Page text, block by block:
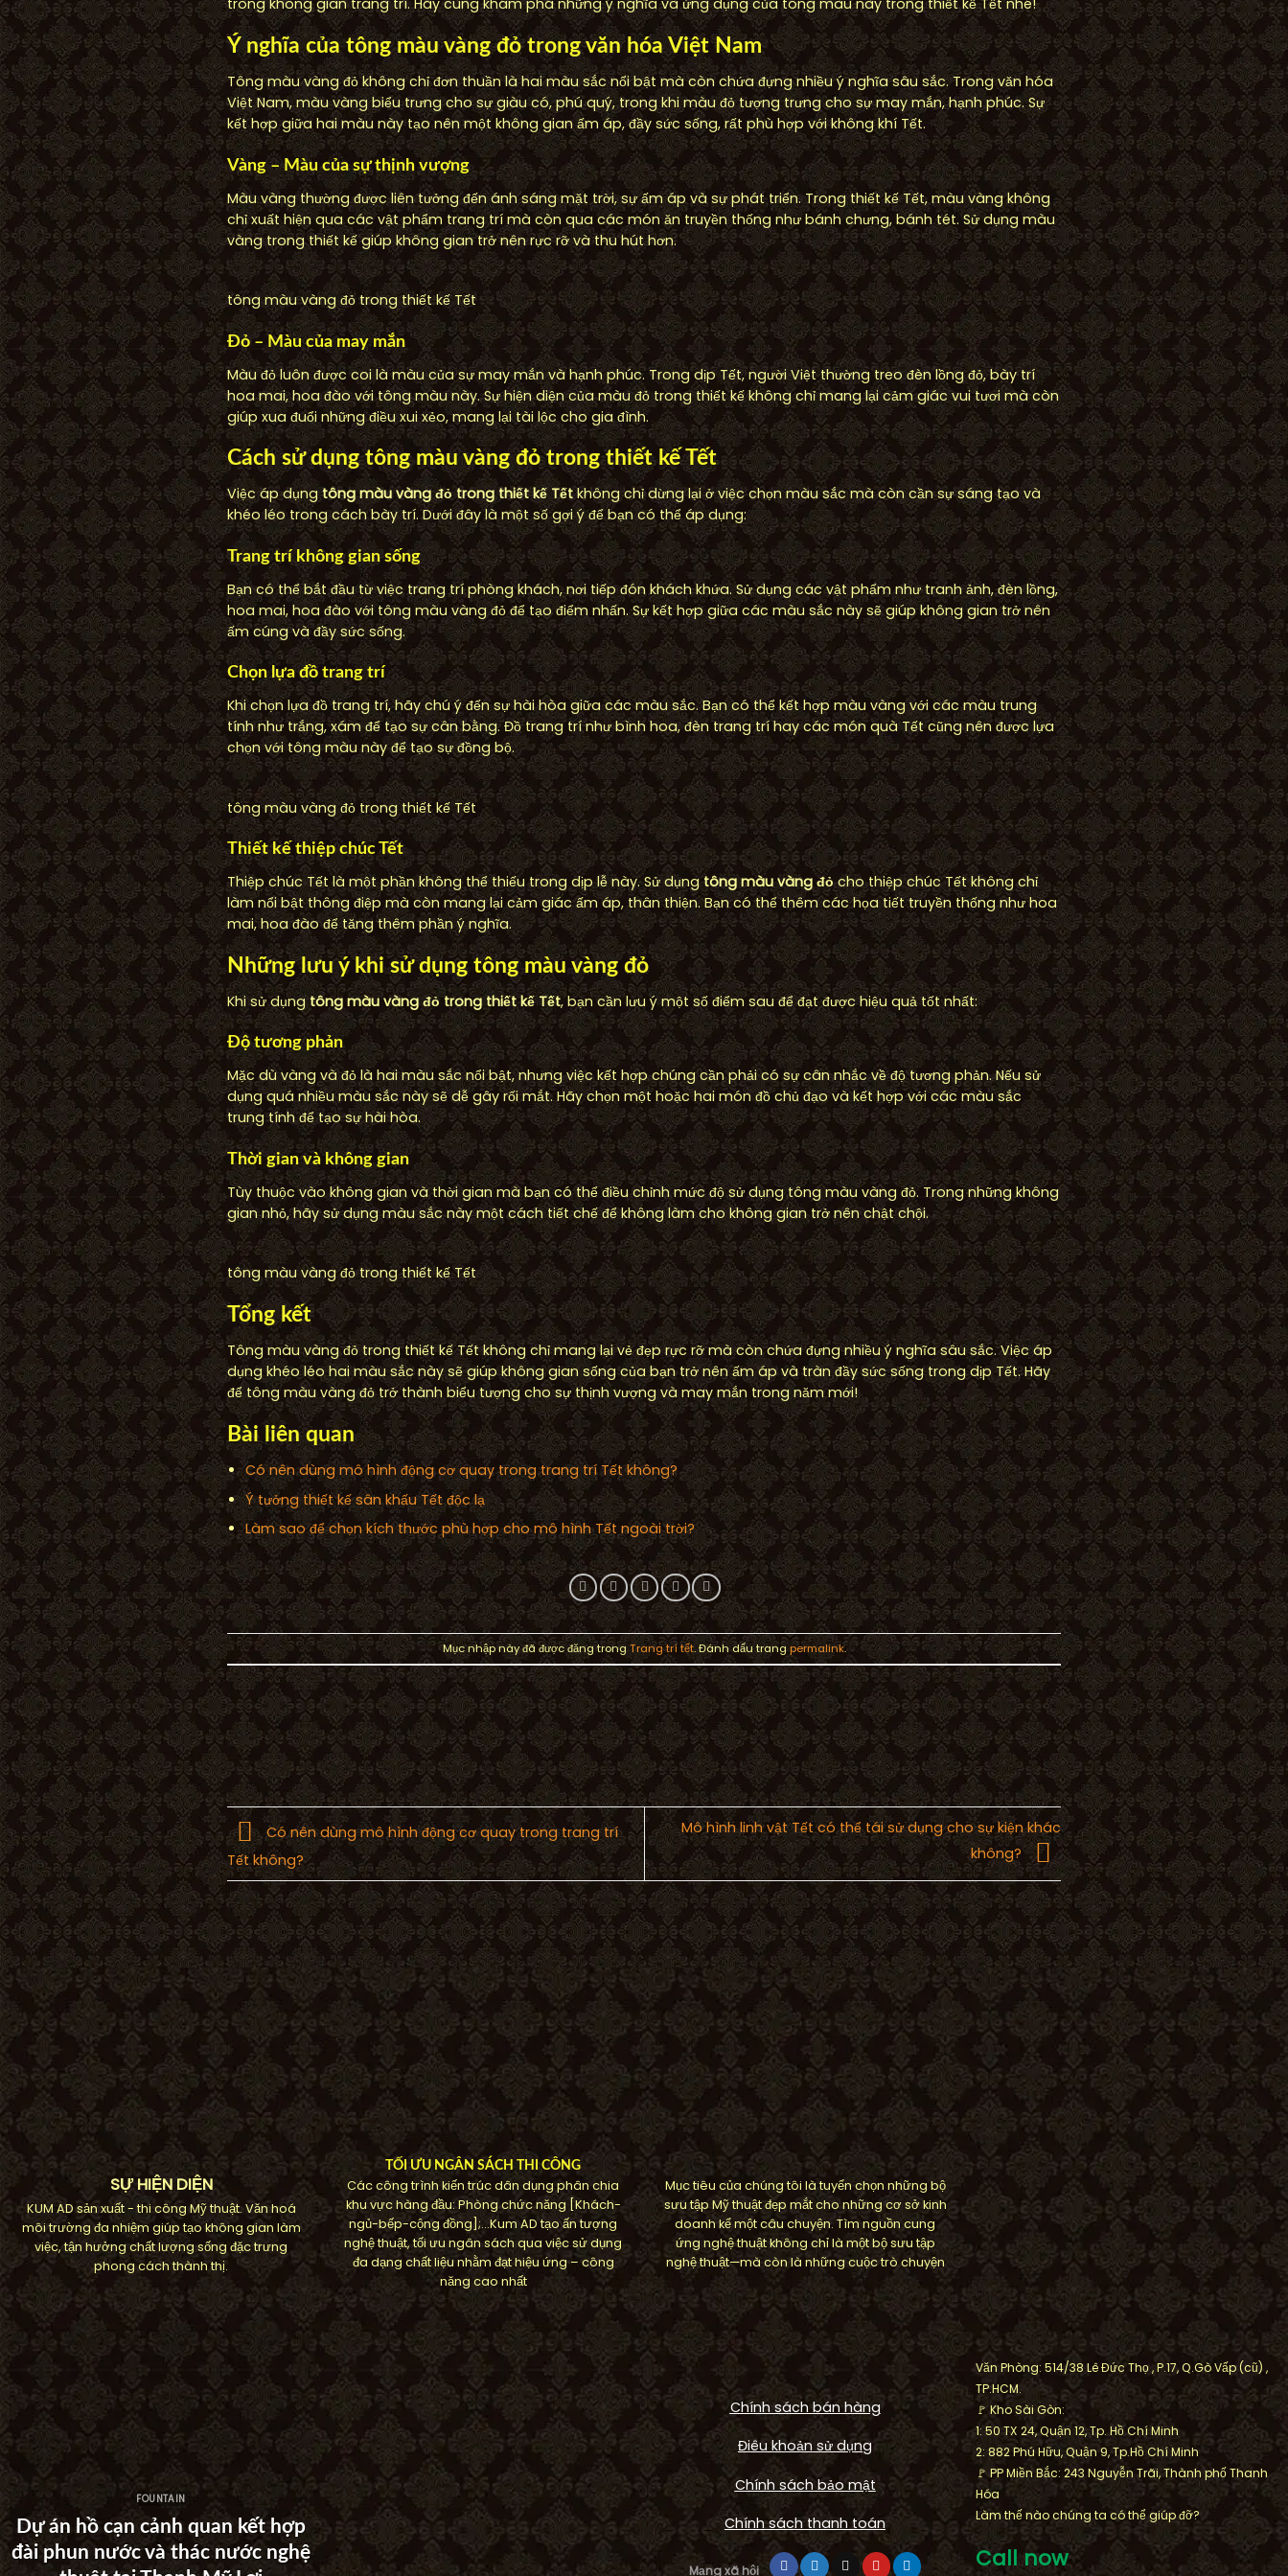
trong không gian trang trí. Hãy cùng khám phá những ý nghĩa và ứng dụng của tông màu này trong thiết kế Tết nhé!
Ý nghĩa của tông màu vàng đỏ trong văn hóa Việt Nam
Tông màu vàng đỏ không chỉ đơn thuần là hai màu sắc nổi bật mà còn chứa đựng nhiều ý nghĩa sâu sắc. Trong văn hóa
Việt Nam, màu vàng biểu trưng cho sự giàu có, phú quý, trong khi màu đỏ tượng trưng cho sự may mắn, hạnh phúc. Sự
kết hợp giữa hai màu này tạo nên một không gian ấm áp, đầy sức sống, rất phù hợp với không khí Tết.
Vàng – Màu của sự thịnh vượng
Màu vàng thường được liên tưởng đến ánh sáng mặt trời, sự ấm áp và sự phát triển. Trong thiết kế Tết, màu vàng không
chỉ xuất hiện qua các vật phẩm trang trí mà còn qua các món ăn truyền thống như bánh chưng, bánh tét. Sử dụng màu
vàng trong thiết kế giúp không gian trở nên rực rỡ và thu hút hơn.
tông màu vàng đỏ trong thiết kế Tết
Đỏ – Màu của may mắn
Màu đỏ luôn được coi là màu của sự may mắn và hạnh phúc. Trong dịp Tết, người Việt thường treo đèn lồng đỏ, bày trí
hoa mai, hoa đào với tông màu này. Sự hiện diện của màu đỏ trong thiết kế không chỉ mang lại cảm giác vui tươi mà còn
giúp xua đuổi những điều xui xẻo, mang lại tài lộc cho gia đình.
Cách sử dụng tông màu vàng đỏ trong thiết kế Tết
Việc áp dụngtông màu vàng đỏ trong thiết kế Tếtkhông chỉ dừng lại ở việc chọn màu sắc mà còn cần sự sáng tạo và
khéo léo trong cách bày trí. Dưới đây là một số gợi ý để bạn có thể áp dụng:
Trang trí không gian sống
Bạn có thể bắt đầu từ việc trang trí phòng khách, nơi tiếp đón khách khứa. Sử dụng các vật phẩm như tranh ảnh, đèn lồng,
hoa mai, hoa đào với tông màu vàng đỏ để tạo điểm nhấn. Sự kết hợp giữa các màu sắc này sẽ giúp không gian trở nên
ấm cúng và đầy sức sống.
Chọn lựa đồ trang trí
Khi chọn lựa đồ trang trí, hãy chú ý đến sự hài hòa giữa các màu sắc. Bạn có thể kết hợp màu vàng với các màu trung
tính như trắng, xám để tạo sự cân bằng. Đồ trang trí như bình hoa, đèn trang trí hay các món quà Tết cũng nên được lựa
chọn với tông màu này để tạo sự đồng bộ.
tông màu vàng đỏ trong thiết kế Tết
Thiết kế thiệp chúc Tết
Thiệp chúc Tết là một phần không thể thiếu trong dịp lễ này. Sử dụngtông màu vàng đỏcho thiệp chúc Tết không chỉ
làm nổi bật thông điệp mà còn mang lại cảm giác ấm áp, thân thiện. Bạn có thể thêm các họa tiết truyền thống như hoa
mai, hoa đào để tăng thêm phần ý nghĩa.
Những lưu ý khi sử dụng tông màu vàng đỏ
Khi sử dụngtông màu vàng đỏ trong thiết kế Tết, bạn cần lưu ý một số điểm sau để đạt được hiệu quả tốt nhất:
Độ tương phản
Mặc dù vàng và đỏ là hai màu sắc nổi bật, nhưng việc kết hợp chúng cần phải có sự cân nhắc về độ tương phản. Nếu sử
dụng quá nhiều màu sắc này sẽ dễ gây rối mắt. Hãy chọn một hoặc hai món đồ chủ đạo và kết hợp với các màu sắc
trung tính để tạo sự hài hòa.
Thời gian và không gian
Tùy thuộc vào không gian và thời gian mà bạn có thể điều chỉnh mức độ sử dụng tông màu vàng đỏ. Trong những không
gian nhỏ, hãy sử dụng màu sắc này một cách tiết chế để không làm cho không gian trở nên chật chội.
tông màu vàng đỏ trong thiết kế Tết
Tổng kết
Tông màu vàng đỏ trong thiết kế Tết không chỉ mang lại vẻ đẹp rực rỡ mà còn chứa đựng nhiều ý nghĩa sâu sắc. Việc áp
dụng khéo léo hai màu sắc này sẽ giúp không gian sống của bạn trở nên ấm áp và tràn đầy sức sống trong dịp Tết. Hãy
để tông màu vàng đỏ trở thành biểu tượng cho sự thịnh vượng và may mắn trong năm mới!
Bài liên quan
Có nên dùng mô hình động cơ quay trong trang trí Tết không?
Ý tưởng thiết kế sân khấu Tết độc lạ
Làm sao để chọn kích thước phù hợp cho mô hình Tết ngoài trời?
Mục nhập này đã được đăng trong Trang trí tết. Đánh dấu trangpermalink.
Có nên dùng mô hình động cơ quay trong trang trí
Tết không?
Mô hình linh vật Tết có thể tái sử dụng cho sự kiện khác
không?
SỰ HIỆN DIỆN
KUM AD sản xuất - thi công Mỹ thuật. Văn hoá
môi trường đa nhiệm giúp tạo không gian làm
việc, tận hưởng chất lượng sống đặc trưng
phong cách thành thị.
TỐI ƯU NGÂN SÁCH THI CÔNG
Các công trình kiến ​​trúc dân dụng phân chia
khu vực hàng đầu: Phòng chức năng [Khách-
ngủ-bếp-cộng đồng];…Kum AD tạo ấn tượng
nghệ thuật, tối ưu ngân sách qua việc sử dụng
đa dạng chất liệu nhằm đạt hiệu ứng – công
năng cao nhất
Mục tiêu của chúng tôi là tuyển chọn những bộ
sưu tập Mỹ thuật đẹp mắt cho những cơ sở kinh
doanh kể một câu chuyện. Tìm nguồn cung
ứng nghệ thuật không chỉ là một bộ sưu tập
nghệ thuật—mà còn là những cuộc trò chuyện
FOUNTAIN
Dự án hồ cạn cảnh quan kết hợp
đài phun nước và thác nước nghệ
FOUNTAIN
Dự án thác nước tường hiện đại
HOME
Tác phẩm phù điêu hoa Daisy nổi
FOUNTAIN
Công trình Arwork Artistic
waterfall cảnh quan khu biệt
Chính sách bán hàng
Điêu khoản sử dụng
Chính sách bảo mật
Chính sách thanh toán
Mạng xã hội
Văn Phòng: 514/38 Lê Đức Thọ , P.17, Q.Gò Vấp (cũ) ,
TP.HCM.
🚩 Kho Sài Gòn:
1: 50 TX 24, Quận 12, Tp. Hồ Chí Minh
2: 882 Phú Hữu, Quận 9, Tp.Hồ Chí Minh
🚩 PP Miền Bắc: 243 Nguyễn Trãi, Thành phố Thanh
Hóa
Làm thế nào chúng ta có thể giúp đỡ?
Call now